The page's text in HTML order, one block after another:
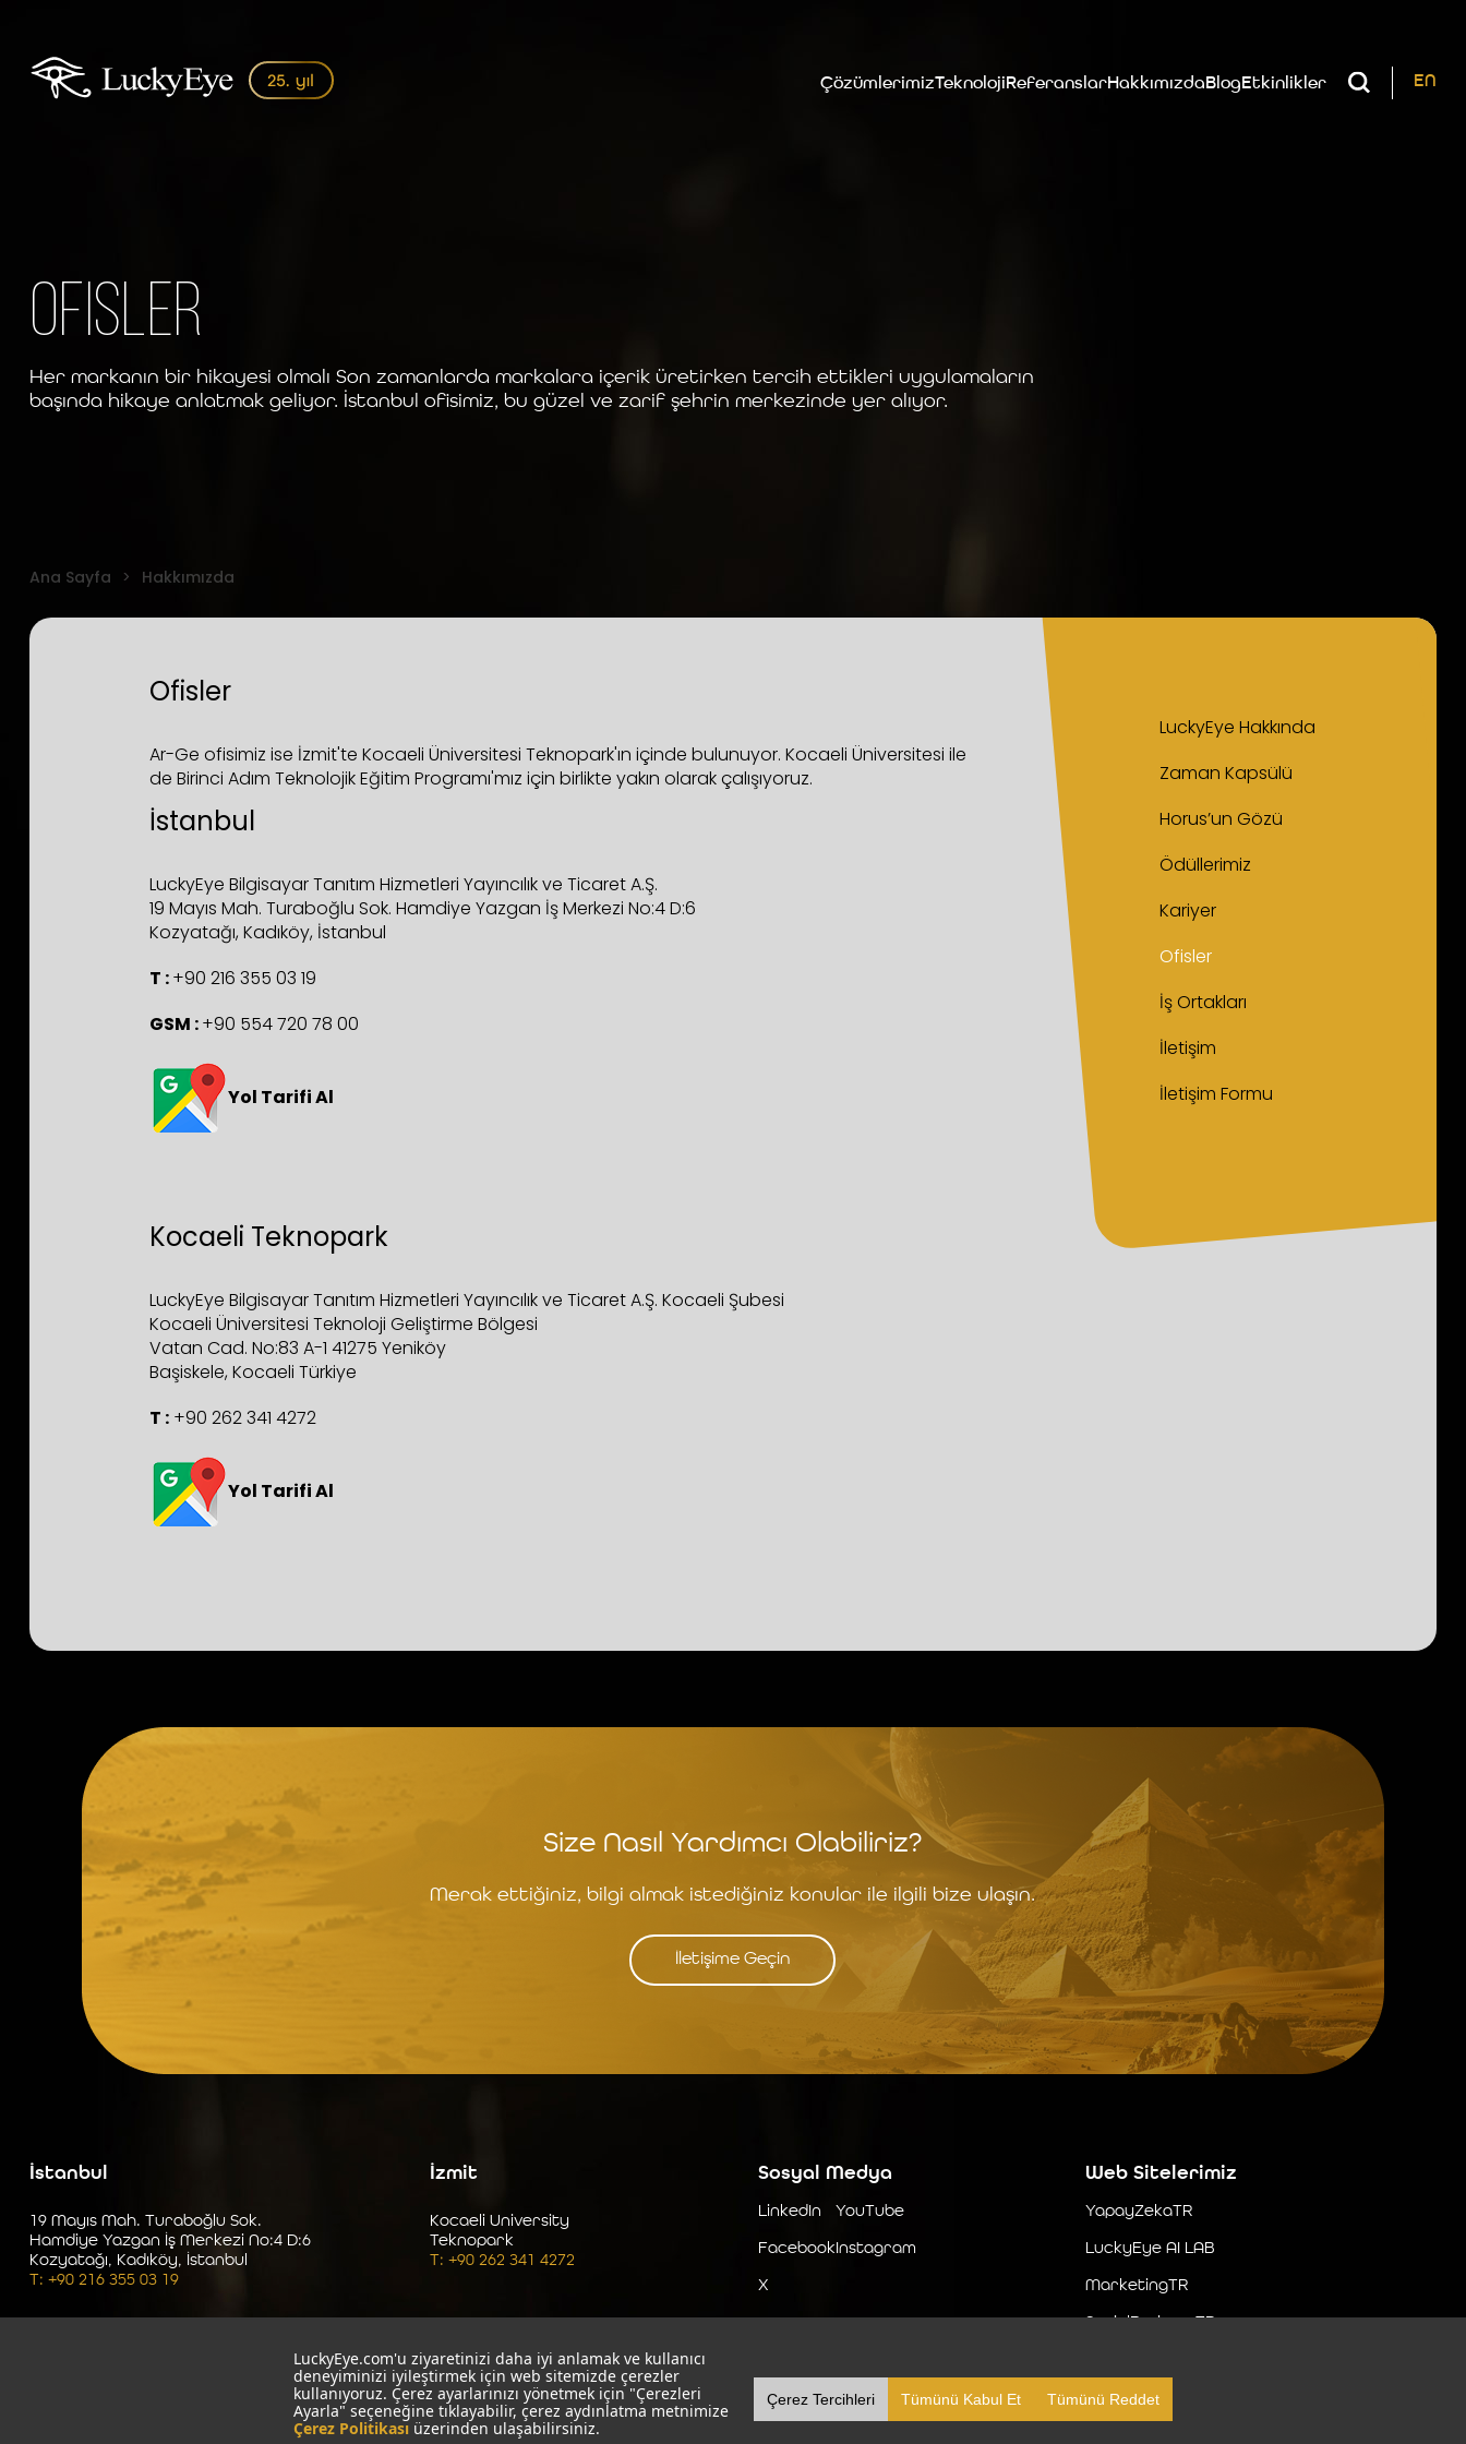
ÇözümlerimizTeknolojiReferanslarHakkımızdaBlogEtkinlikler EN
Ofisler
Her markanın bir hikayesi olmalı Son zamanlarda markalara içerik üretirken tercih ettikleri uygulamaların
başında hikaye anlatmak geliyor. İstanbul ofisimiz, bu güzel ve zarif şehrin merkezinde yer alıyor.
Ana Sayfa Hakkımızda
Ofisler
Ar-Ge ofisimiz ise İzmit'te Kocaeli Üniversitesi Teknopark'ın içinde bulunuyor. Kocaeli Üniversitesi ile
de Birinci Adım Teknolojik Eğitim Programı'mız için birlikte yakın olarak çalışıyoruz.
İstanbul
LuckyEye Bilgisayar Tanıtım Hizmetleri Yayıncılık ve Ticaret A.Ş.
19 Mayıs Mah. Turaboğlu Sok. Hamdiye Yazgan İş Merkezi No:4 D:6
Kozyatağı, Kadıköy, İstanbul
T :+90 216 355 03 19
GSM :+90 554 720 78 00
Yol Tarifi Al
Kocaeli Teknopark
LuckyEye Bilgisayar Tanıtım Hizmetleri Yayıncılık ve Ticaret A.Ş. Kocaeli Şubesi
Kocaeli Üniversitesi Teknoloji Geliştirme Bölgesi
Vatan Cad. No:83 A-1 41275 Yeniköy
Başiskele, Kocaeli Türkiye
T :+90 262 341 4272
Yol Tarifi Al
LuckyEye Hakkında
Zaman Kapsülü
Horus’un Gözü
Ödüllerimiz
Kariyer
Ofisler
İş Ortakları
İletişim
İletişim Formu
Size Nasıl Yardımcı Olabiliriz?
Merak ettiğiniz, bilgi almak istediğiniz konular ile ilgili bize ulaşın.
İletişime Geçin
İstanbul
19 Mayıs Mah. Turaboğlu Sok.
Hamdiye Yazgan İş Merkezi No:4 D:6
Kozyatağı, Kadıköy, İstanbul
T: +90 216 355 03 19
İzmit
Kocaeli University
Teknopark
T: +90 262 341 4272
Sosyal Medya
LinkedIn
Facebook
X
YouTube
Instagram
Web Sitelerimiz
YapayZekaTR
LuckyEye AI LAB
MarketingTR
Aydınlatma Metni|Çerez Politikası
LuckyEye.com'u ziyaretinizi daha iyi anlamak ve kullanıcı
deneyiminizi iyileştirmek için web sitemizde çerezler
kullanıyoruz. Çerez ayarlarınızı yönetmek için "Çerezleri
Ayarla" seçeneğine tıklayabilir, çerez aydınlatma metnimize
Çerez Politikasıüzerinden ulaşabilirsiniz.
Çerez Tercihleri Tümünü Kabul Et Tümünü Reddet